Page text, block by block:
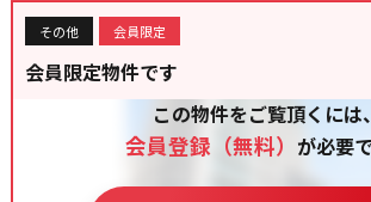
その他 会員限定
会員限定物件です
この物件をご覧頂くには、
会員登録（無料） が必要で